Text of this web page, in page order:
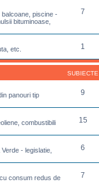
balcoane, piscine -
bituminoase,
7
etc. 1
SUBIECTE
panouri tip
9
combustibili
15
- legislatie,
6
consum redus de
7